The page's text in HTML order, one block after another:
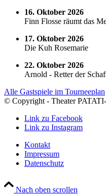
16. Oktober 2026
Finn Flosse räumt das
17. Oktober 2026
Die Kuh Rosemarie
22. Oktober 2026
Arnold - Retter der
Alle Gastspiele im Tourneeplan
© Copyright - Theater
Link zu Facebook
Link zu Instagram
Kontakt
Impressum
Datenschutz
Nach oben scrollen